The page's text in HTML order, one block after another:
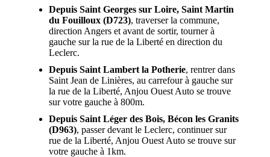
Depuis Saint Georges sur Loire, Saint Martin
du Fouilloux (D723), traverser la commune,
direction Angers et avant de sortir, tourner à
gauche sur la rue de la Liberté en direction du
Leclerc.
Depuis Saint Lambert la Potherie, rentrer dans
Saint Jean de Linières, au carrefour à gauche sur
la rue de la Liberté, Anjou Ouest Auto se trouve
sur votre gauche à 800m.
Depuis Saint Léger des Bois, Bécon les Granits
(D963), passer devant le Leclerc, continuer sur
rue de la Liberté, Anjou Ouest Auto se trouve sur
votre gauche à 1km.